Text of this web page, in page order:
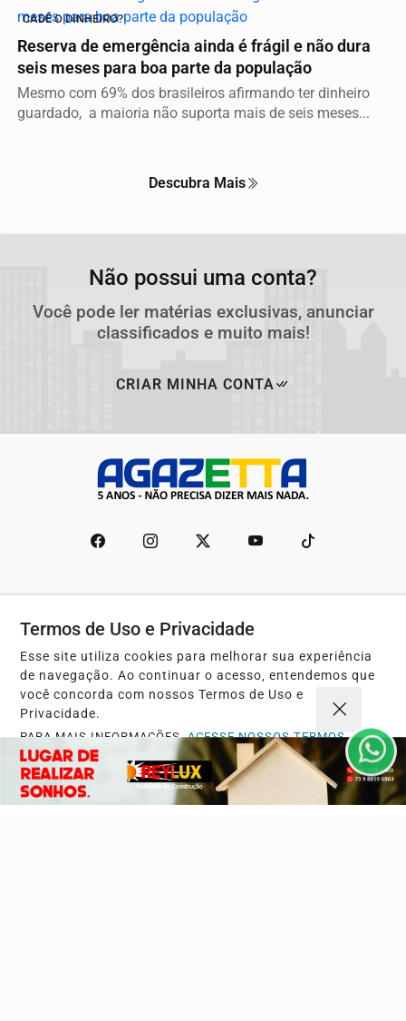
CADÊ O DINHEIRO?
Reserva de emergência ainda é frágil e não dura
seis meses para boa parte da população
Mesmo com 69% dos brasileiros afirmando ter dinheiro
guardado, a maioria não suporta mais de seis meses...
Descubra Mais
Não possui uma conta?
Você pode ler matérias exclusivas, anunciar
classificados e muito mais!
CRIAR MINHA CONTA
Início
Opinião
Mundo
Ciência & Tecnologia
Educação
Agro
Justiça
Saúde
Turismo
Termos de Uso e Privacidade
Esse site utiliza cookies para melhorar sua experiência
de navegação. Ao continuar o acesso, entendemos que
você concorda com nossos Termos de Uso e
Privacidade.
PARA MAIS INFORMAÇÕES,ACESSE NOSSOS TERMOS
CLICANDO AQUI
PROSSEGUIR